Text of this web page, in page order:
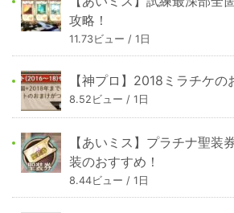
攻略！
11.73ビュー / 1日
【神プロ】2018ミラチケの
8.52ビュー / 1日
【あいミス】プラチナ聖装
装のおすすめ！
8.44ビュー / 1日